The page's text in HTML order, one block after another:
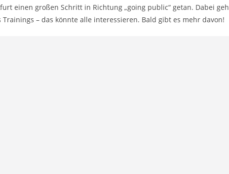
einen großen Schritt in Richtung „going public“ getan. Dabei
– das könnte alle interessieren. Bald gibt es mehr davon!